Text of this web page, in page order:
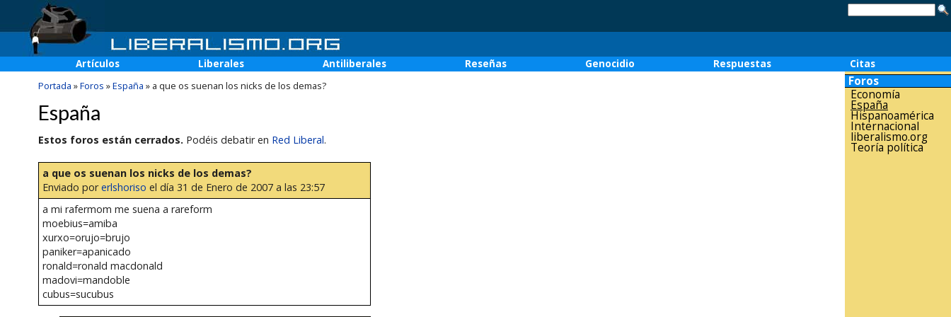
Artículos Liberales Antiliberales Reseñas Genocidio Respuestas
Citas
Portada »Foros »España » a que os suenan los nicks de los demas?
España
Estos foros están cerrados. Podéis debatir en Red Liberal.
a que os suenan los nicks de los demas?
Enviado porerlshoriso el día 31 de Enero de 2007 a las 23:57
a mi rafermom me suena a rareform
moebius=amiba
xurxo=orujo=brujo
paniker=apanicado
ronald=ronald macdonald
madovi=mandoble
cubus=sucubus
Foros
Economía
España
Hispanoamérica
Internacional
liberalismo.org
Teoría política